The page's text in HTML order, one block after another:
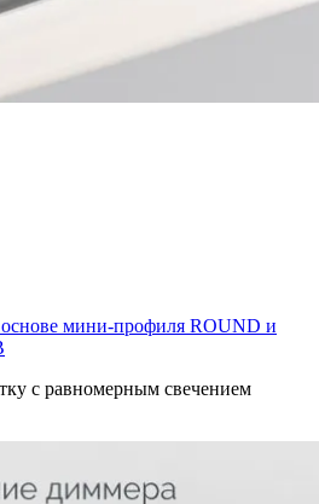
мини-профиля ROUND и
с равномерным свечением